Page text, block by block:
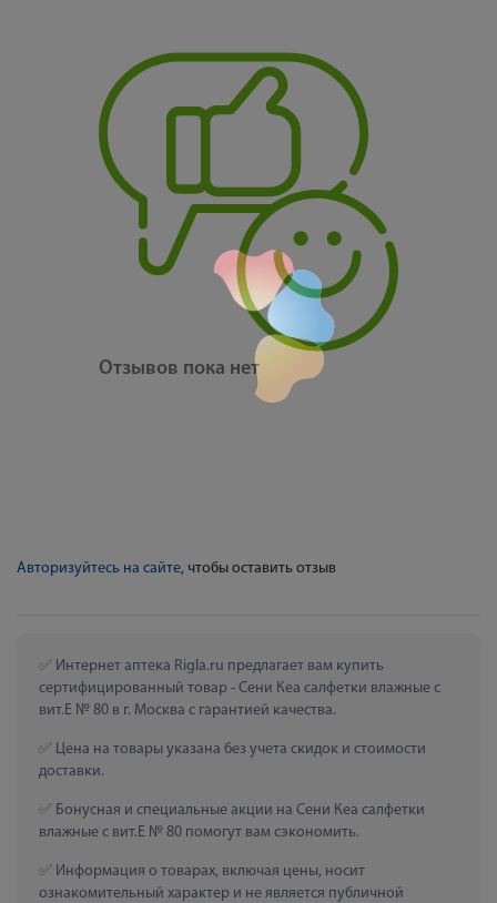
Отзывов пока нет
Авторизуйтесь на сайте, чтобы оставить отзыв
Интернет аптека Rigla.ru предлагает вам купить
сертифицированный товар - Сени Кеа салфетки влажные с
вит.Е № 80 в г. Москва с гарантией качества.
Цена на товары указана без учета скидок и стоимости
доставки.
Бонусная и специальные акции на Сени Кеа салфетки
влажные с вит.Е № 80 помогут вам сэкономить.
Информация о товарах, включая цены, носит
ознакомительный характер и не является публичной